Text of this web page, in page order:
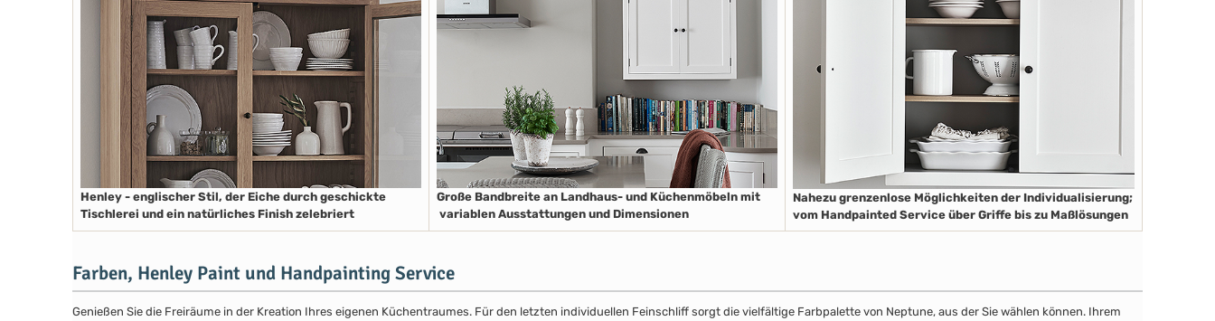
Henley - englischer Stil, der Eiche durch geschickte
Tischlerei und ein natürliches Finish zelebriert
Große Bandbreite an Landhaus- und Küchenmöbeln mit
variablen Ausstattungen und Dimensionen
Nahezu grenzenlose Möglichkeiten der Individualisierung;
vom Handpainted Service über Griffe bis zu Maßlösungen
Farben, Henley Paint und Handpainting Service
Genießen Sie die Freiräume in der Kreation Ihres eigenen Küchentraumes. Für den letzten individuellen Feinschliff sorgt die vielfältige Farbpalette von Neptune, aus der Sie wählen können. Ihrem